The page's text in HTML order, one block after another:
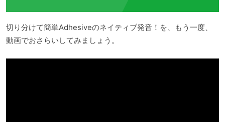
切り分けて簡単Adhesiveのネイティブ発音！を、もう一度、
動画でおさらいしてみましょう。